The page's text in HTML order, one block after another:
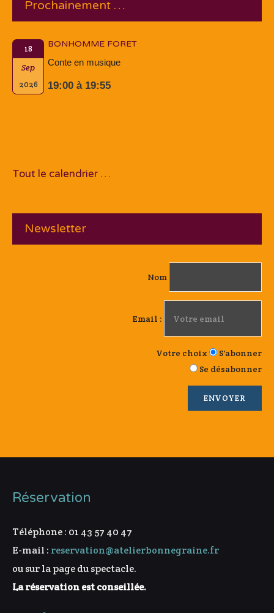
Prochainement …
18
Sep
2026
BONHOMME FORET
Conte en musique
19:00 à 19:55
Tout le calendrier …
Newsletter
Nom
Email :
Votre choix
S'abonner
Se désabonner
Réservation
Téléphone : 01 43 57 40 47
E-mail : reservation@atelierbonnegraine.fr
ou sur la page du spectacle.
La réservation est conseillée.